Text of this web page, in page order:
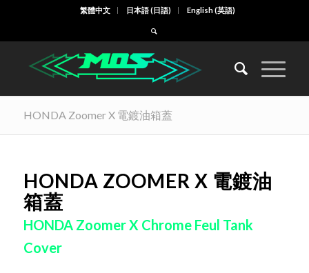
繁體中文 日本語(日語) English(英語)
HONDA Zoomer X 電鍍油箱蓋
HONDA ZOOMER X 電鍍油
箱蓋
HONDA Zoomer X Chrome Feul Tank
Cover